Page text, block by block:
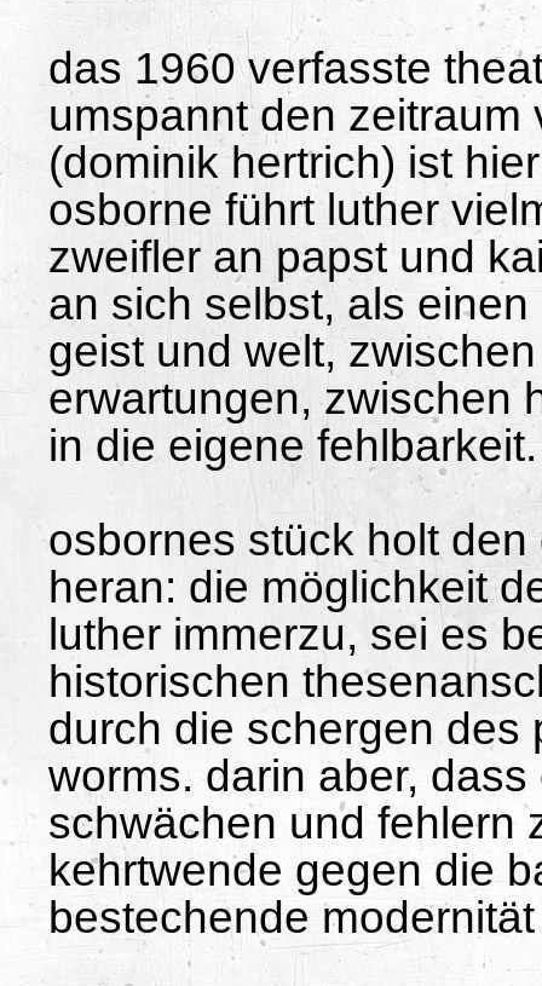
das 1960 verfasste
umspannt den
(dominik hertrich) ist
osborne führt luther
zweifler an papst und
an sich selbst, als
geist und welt,
erwartungen, zwischen
in die eigene fehlbarkeit.
osbornes stück holt
heran: die möglichkeit
luther immerzu, sei es
historischen
durch die schergen des
worms. darin aber,
schwächen und fehlern
kehrtwende gegen die
bestechende